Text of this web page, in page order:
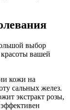
выбор
вашей
кожи на
сальных желез.
экстракт розы,